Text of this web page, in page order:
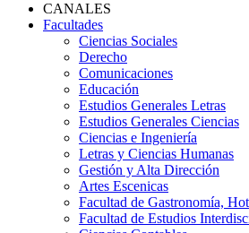
CANALES
Facultades
Ciencias Sociales
Derecho
Comunicaciones
Educación
Estudios Generales Letras
Estudios Generales Ciencias
Ciencias e Ingeniería
Letras y Ciencias Humanas
Gestión y Alta Dirección
Artes Escenicas
Facultad de Gastronomía,
Facultad de Estudios